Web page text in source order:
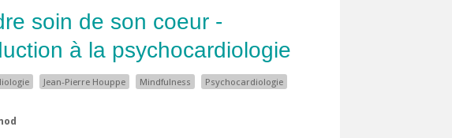
soin de son coeur -
à la psychocardiologie
Jean-Pierre Houppe Mindfulness
Psychocardiologie